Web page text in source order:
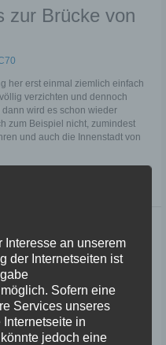
zur Brücke von
her erst einmal ziemlich einfach
verzichten und dennoch
wird es schon wieder
zum Beispiel nicht, zumindest
und auch die Innenstadt von
Interesse an unserem
der Internetseiten ist
Sofern eine
Services unseres
in
jedoch eine